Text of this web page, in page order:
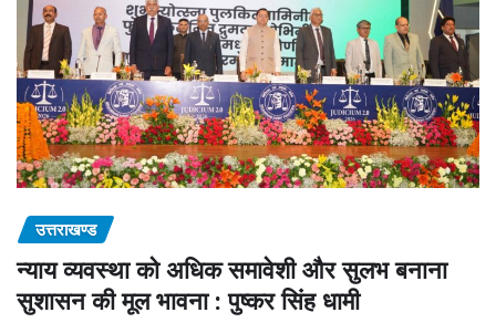
उत्तराखण्ड
न्याय व्यवस्था को अधिक समावेशी और सुलभ बनाना
सुशासन की मूल भावना : पुष्कर सिंह धामी